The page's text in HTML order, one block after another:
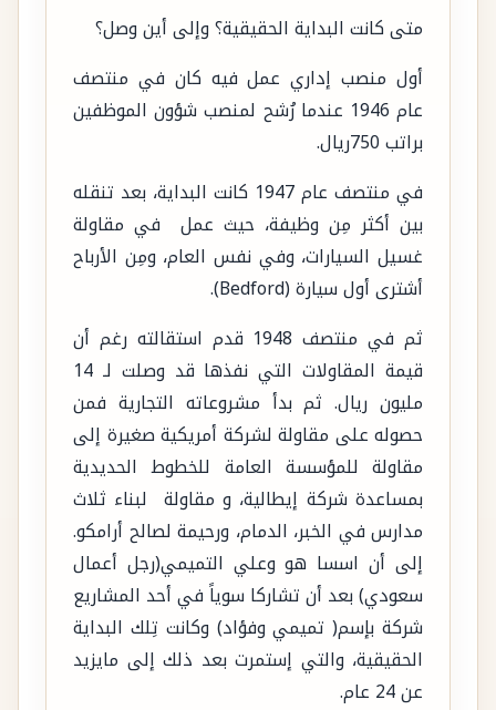
متى كانت البداية الحقيقية؟ وإلى أين وصل؟
أول منصب إداري عمل فيه كان في منتصف
عام 1946 عندما رُشح لمنصب شؤون الموظفين
براتب 750ريال.
في منتصف عام 1947 كانت البداية، بعد تنقله
بين أكثر مِن وظيفة، حيث عمل في مقاولة
غسيل السيارات، وفي نفس العام، ومِن الأرباح
أشترى أول سيارة (Bedford).
ثم في منتصف 1948 قدم استقالته رغم أن
قيمة المقاولات التي نفذها قد وصلت لـ 14
مليون ريال. ثم بدأ مشروعاته التجارية فمن
حصوله على مقاولة لشركة أمريكية صغيرة إلى
مقاولة للمؤسسة العامة للخطوط الحديدية
بمساعدة شركة إيطالية، و مقاولة لبناء ثلاث
مدارس في الخبر، الدمام، ورحيمة لصالح أرامكو.
إلى أن اسسا هو وعلي التميمي(رجل أعمال
سعودي) بعد أن تشاركا سوياً في أحد المشاريع
شركة بإسم( تميمي وفؤاد) وكانت تِلك البداية
الحقيقية، والتي إستمرت بعد ذلك إلى مايزيد
عن 24 عام.